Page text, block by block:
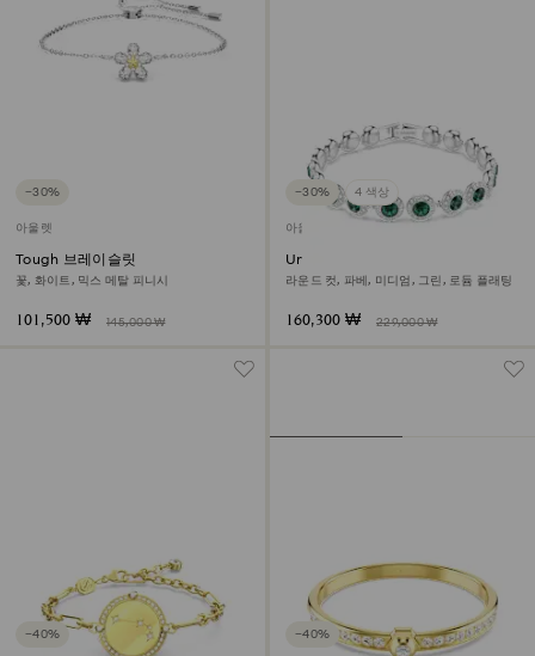
−30%
아울렛
Tough 브레이슬릿
꽃, 화이트, 믹스 메탈 피니시
101,500 ₩ 145,000 ₩
−30% 4 색상
아울렛
Una Angelic 브레이슬릿
라운드 컷, 파베, 미디엄, 그린, 로듐 플래팅
160,300 ₩ 229,000 ₩
−40% −40%